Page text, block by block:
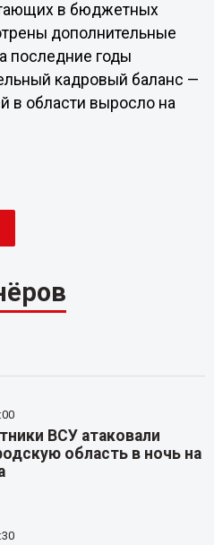
в бюджетных
дополнительные
последние годы
кадровый баланс —
в области выросло на
ВСУ атаковали
область в ночь на